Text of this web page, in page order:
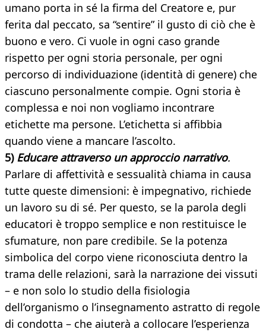
umano porta in sé la firma del Creatore e, pur
ferita dal peccato, sa “sentire” il gusto di ciò che è
buono e vero. Ci vuole in ogni caso grande
rispetto per ogni storia personale, per ogni
percorso di individuazione (identità di genere) che
ciascuno personalmente compie. Ogni storia è
complessa e noi non vogliamo incontrare
etichette ma persone. L’etichetta si affibbia
quando viene a mancare l’ascolto.
5) Educare attraverso un approccio narrativo.
Parlare di affettività e sessualità chiama in causa
tutte queste dimensioni: è impegnativo, richiede
un lavoro su di sé. Per questo, se la parola degli
educatori è troppo semplice e non restituisce le
sfumature, non pare credibile. Se la potenza
simbolica del corpo viene riconosciuta dentro la
trama delle relazioni, sarà la narrazione dei vissuti
– e non solo lo studio della fisiologia
dell’organismo o l’insegnamento astratto di regole
di condotta – che aiuterà a collocare l’esperienza